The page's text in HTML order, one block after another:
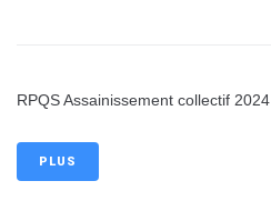
RPQS Assainissement collectif 2024
PLUS